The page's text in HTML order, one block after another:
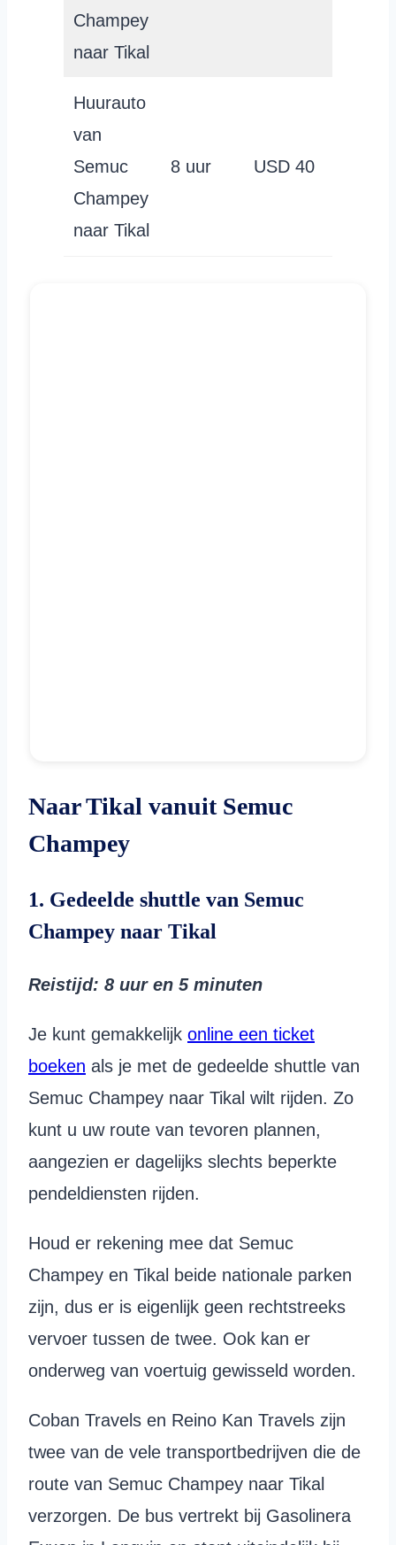
Champey
naar Tikal
Huurauto
van
Semuc
Champey
naar Tikal
8 uur USD 40
Naar Tikal vanuit Semuc
Champey
1. Gedeelde shuttle van Semuc
Champey naar Tikal
Reistijd: 8 uur en 5 minuten
Je kunt gemakkelijk online een ticket
boeken als je met de gedeelde shuttle van
Semuc Champey naar Tikal wilt rijden. Zo
kunt u uw route van tevoren plannen,
aangezien er dagelijks slechts beperkte
pendeldiensten rijden.
Houd er rekening mee dat Semuc
Champey en Tikal beide nationale parken
zijn, dus er is eigenlijk geen rechtstreeks
vervoer tussen de twee. Ook kan er
onderweg van voertuig gewisseld worden.
Coban Travels en Reino Kan Travels zijn
twee van de vele transportbedrijven die de
route van Semuc Champey naar Tikal
verzorgen. De bus vertrekt bij Gasolinera